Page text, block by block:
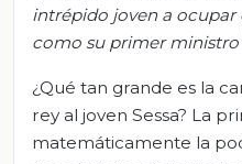
intrépido joven a ocupar
como su primer
¿Qué tan grande es la
rey al joven Sessa? La
matemáticamente la